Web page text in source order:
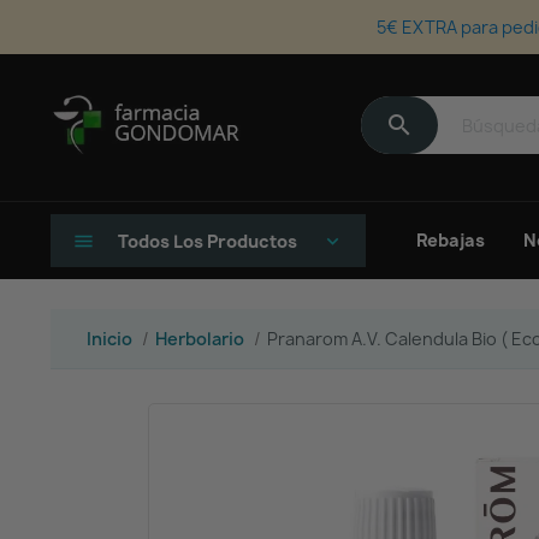
5€ EXTRA para
search
menu Todos Los Productos keyboard_arrow_down Rebajas
Inicio Herbolario Pranarom A.V. Calendula Bio (